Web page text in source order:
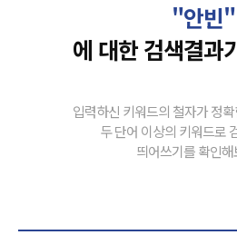
"안빈"
에 대한 검색결과
입력하신 키워드의 철자가 정
두 단어 이상의 키워드로
띄어쓰기를 확인해